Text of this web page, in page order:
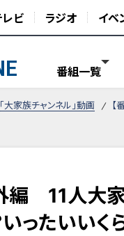
ビ ラジオ イベ
番組一覧
「大家族チャンネル」動画
編 11人大
いったいいく